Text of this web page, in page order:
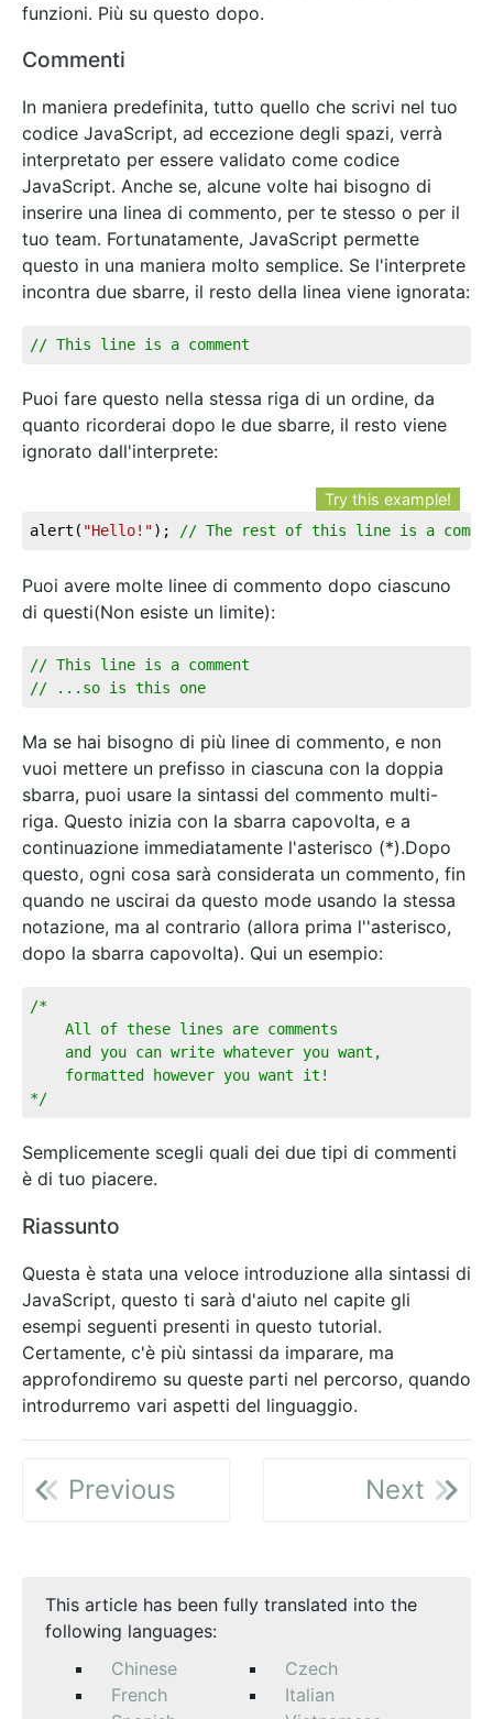
funzioni. Più su questo dopo.
Commenti
In maniera predefinita, tutto quello che scrivi nel tuo
codice JavaScript, ad eccezione degli spazi, verrà
interpretato per essere validato come codice
JavaScript. Anche se, alcune volte hai bisogno di
inserire una linea di commento, per te stesso o per il
tuo team. Fortunatamente, JavaScript permette
questo in una maniera molto semplice. Se l'interprete
incontra due sbarre, il resto della linea viene ignorata:
// This line is a comment
Puoi fare questo nella stessa riga di un ordine, da
quanto ricorderai dopo le due sbarre, il resto viene
ignorato dall'interprete:
Try this example!
alert( "Hello!"); // The rest of this line is a
Puoi avere molte linee di commento dopo ciascuno
di questi(Non esiste un limite):
// This line is a comment
// ...so is this one
Ma se hai bisogno di più linee di commento, e non
vuoi mettere un prefisso in ciascuna con la doppia
sbarra, puoi usare la sintassi del commento multi-
riga. Questo inizia con la sbarra capovolta, e a
continuazione immediatamente l'asterisco (*).Dopo
questo, ogni cosa sarà considerata un commento, fin
quando ne uscirai da questo mode usando la stessa
notazione, ma al contrario (allora prima l''asterisco,
dopo la sbarra capovolta). Qui un esempio:
/*
*/
Semplicemente scegli quali dei due tipi di commenti
è di tuo piacere.
Riassunto
Questa è stata una veloce introduzione alla sintassi di
JavaScript, questo ti sarà d'aiuto nel capite gli
esempi seguenti presenti in questo tutorial.
Certamente, c'è più sintassi da imparare, ma
approfondiremo su queste parti nel percorso, quando
introdurremo vari aspetti del linguaggio.
Previous Next
This article has been fully translated into the
following languages:
Chinese
Czech
French
Italian